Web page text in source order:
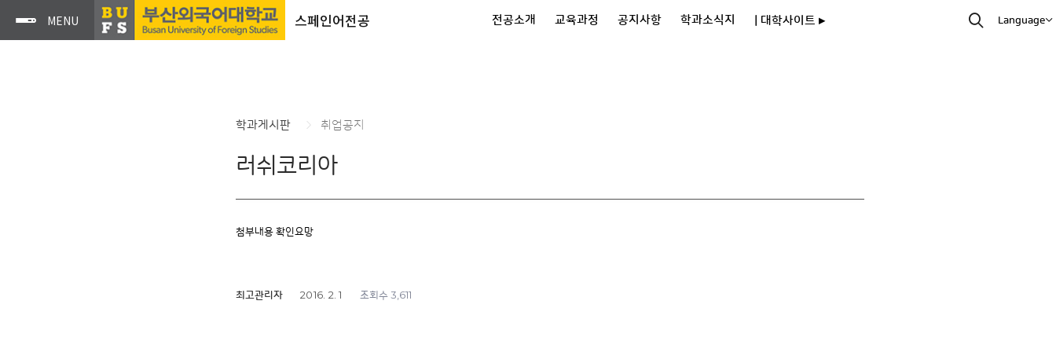
스페인어전공 전공소개 교육과정 공지사항 학과소식지 | 대학사이트 ▸ Language
학과게시판 취업공지
러쉬코리아
첨부내용 확인요망
최고관리자 2016. 2. 1 조회수 3,611